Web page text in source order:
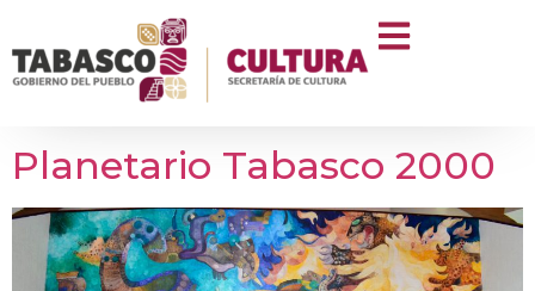
Categoría Recinto:
Galerías
Planetario Tabasco 2000